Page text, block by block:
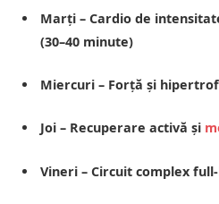
Marți – Cardio de
(30–40 minute)
Miercuri – Forță și
Joi – Recuperare activă și
Vineri – Circuit complex